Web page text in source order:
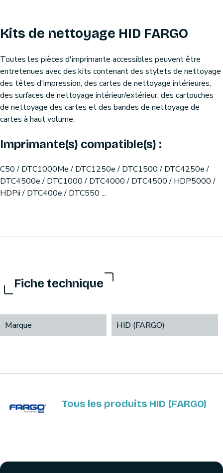
Kits de nettoyage HID FARGO
Toutes les pièces d'imprimante accessibles peuvent être
entretenues avec des kits contenant des stylets de nettoyage
des têtes d'impression, des cartes de nettoyage intérieures,
des surfaces de nettoyage intérieur/extérieur, des cartouches
de nettoyage des cartes et des bandes de nettoyage de
cartes à haut volume.
Imprimante(s) compatible(s) :
C50 / DTC1000Me / DTC1250e / DTC1500 / DTC4250e /
DTC4500e / DTC1000 / DTC4000 / DTC4500 / HDP5000 /
HDPii / DTC400e / DTC550 ...
Fiche technique
Marque HID (FARGO)
Tous les produits HID (FARGO)